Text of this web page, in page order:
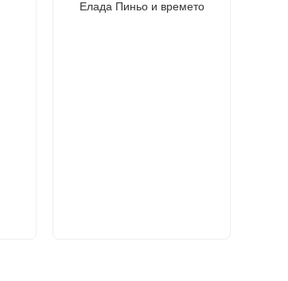
Елада Пиньо и времето